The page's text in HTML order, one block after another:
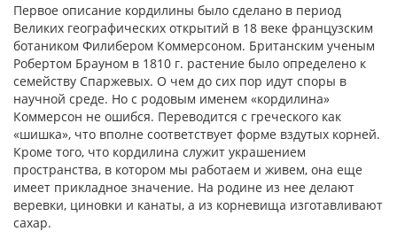
Первое описание кордилины было сделано в период
Великих географических открытий в 18 веке французским
ботаником Филибером Коммерсоном. Британским ученым
Робертом Брауном в 1810 г. растение было определено к
семейству Спаржевых. О чем до сих пор идут споры в
научной среде. Но с родовым именем «кордилина»
Коммерсон не ошибся. Переводится с греческого как
«шишка», что вполне соответствует форме вздутых корней.
Кроме того, что кордилина служит украшением
пространства, в котором мы работаем и живем, она еще
имеет прикладное значение. На родине из нее делают
веревки, циновки и канаты, а из корневища изготавливают
сахар.